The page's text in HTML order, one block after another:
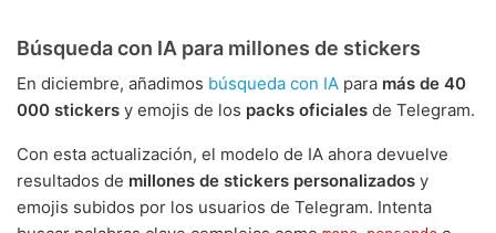
Búsqueda con IA para millones de stickers
En diciembre, añadimos búsqueda con IA para más de 40
000 stickers y emojis de los packs oficiales de Telegram.
Con esta actualización, el modelo de IA ahora devuelve
resultados de millones de stickers personalizados y
emojis subidos por los usuarios de Telegram. Intenta